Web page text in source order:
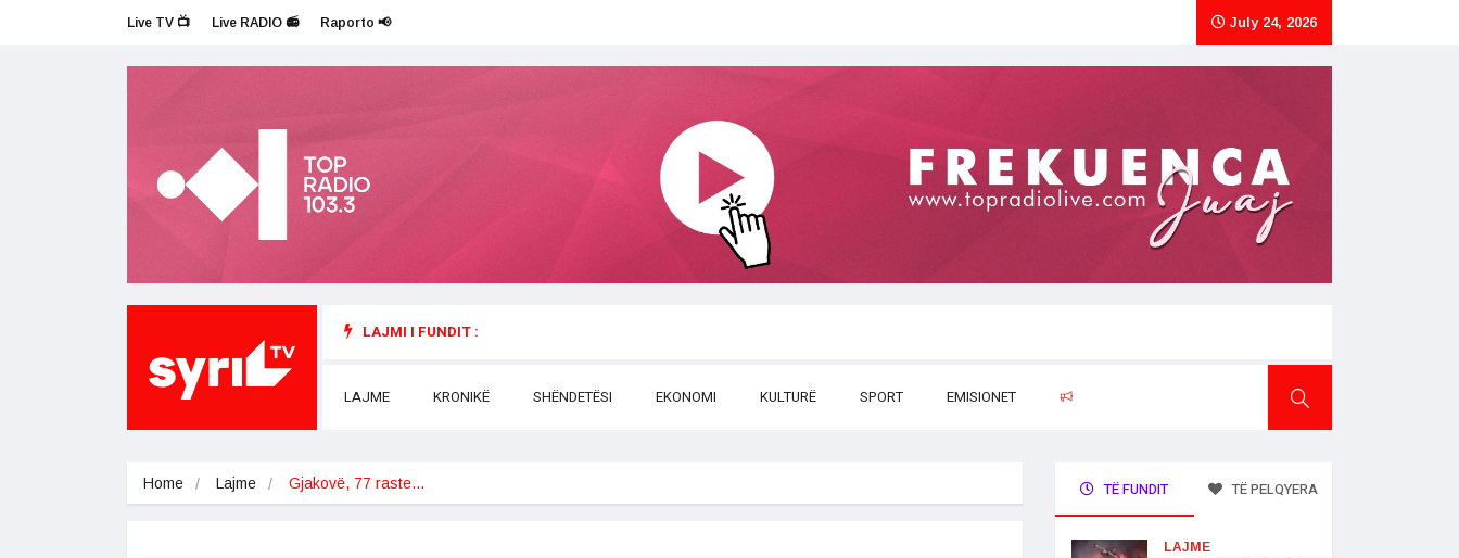
Live TV 📺 Live RADIO 📻 Raporto 📢 July 24, 2026
LAJMI I FUNDIT :
LAJME KRONIKË SHËNDETËSI EKONOMI KULTURË SPORT EMISIONET
Home Lajme Gjakovë, 77 raste… TË FUNDIT TË PELQYERA
LAJME